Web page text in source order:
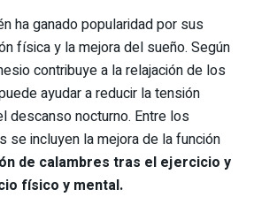
ha ganado popularidad por sus
física y la mejora del sueño. Según
contribuye a la relajación de los
ayudar a reducir la tensión
descanso nocturno. Entre los
se incluyen la mejora de la función
de calambres tras el ejercicio y
físico y mental.